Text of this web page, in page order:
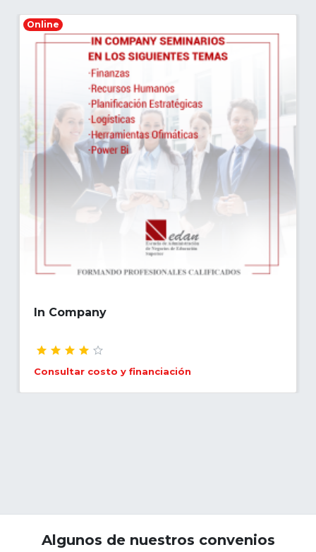
Online
In Company
Consultar costo y financiación
Algunos de nuestros convenios